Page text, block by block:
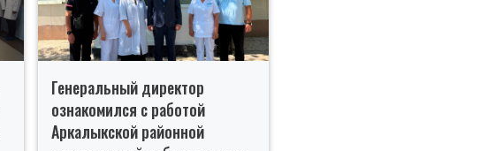
Генеральный директор
ознакомился с работой
Аркалыкской районной